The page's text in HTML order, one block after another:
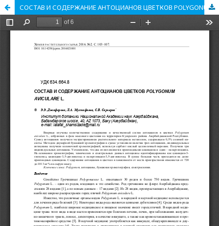
СОСТАВ И СОДЕРЖАНИЕ АНТОЦИАНОВ ЦВЕТКОВ POLYGONUM AVICULARE L